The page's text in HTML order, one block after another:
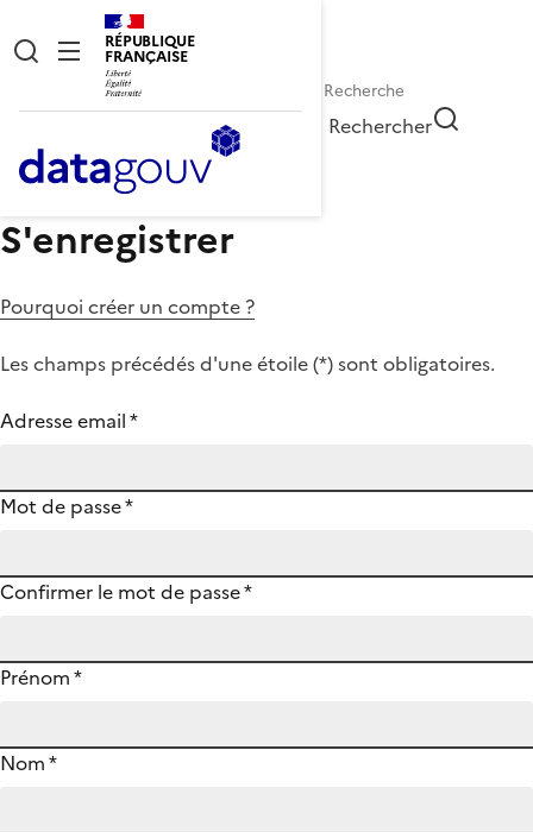
RÉPUBLIQUE
FRANÇAISE
Rechercher
S'enregistrer
Pourquoi créer un compte ?
Les champs précédés d'une étoile (*) sont obligatoires.
Adresse email*
Mot de passe*
Confirmer le mot de passe*
Prénom*
Nom*